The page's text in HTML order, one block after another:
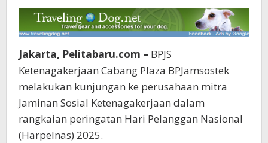
Jakarta, Pelitabaru.com – BPJS
Ketenagakerjaan Cabang Plaza BPJamsostek
melakukan kunjungan ke perusahaan mitra
Jaminan Sosial Ketenagakerjaan dalam
rangkaian peringatan Hari Pelanggan Nasional
(Harpelnas) 2025.